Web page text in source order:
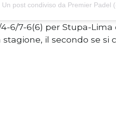
Un post condiviso da Premier Padel
4-6/7-6(6) per Stupa-
stagione, il secondo se si